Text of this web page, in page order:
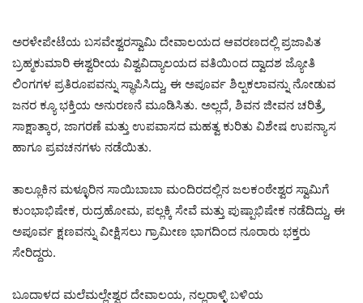
ಅರಳೇಪೇಟೆಯ ಬಸವೇಶ್ವರಸ್ವಾಮಿ ದೇವಾಲಯದ ಆವರಣದಲ್ಲಿ ಪ್ರಜಾಪಿತ
ಬ್ರಹ್ಮಕುಮಾರಿ ಈಶ್ವರೀಯ ವಿಶ್ವವಿದ್ಯಾಲಯದ ವತಿಯಿಂದ ದ್ವಾದಶ ಜ್ಯೋತಿ
ಲಿಂಗಗಳ ಪ್ರತಿರೂಪವನ್ನು ಸ್ಥಾಪಿಸಿದ್ದು, ಈ ಅಪೂರ್ವ ಶಿಲ್ಪಕಲಾವನ್ನು ನೋಡುವ
ಜನರ ಕ್ಯೂ ಭಕ್ತಿಯ ಅನುರಣನೆ ಮೂಡಿಸಿತು. ಅಲ್ಲದೆ, ಶಿವನ ಜೀವನ ಚರಿತ್ರೆ,
ಸಾಕ್ಷಾತ್ಕಾರ, ಜಾಗರಣೆ ಮತ್ತು ಉಪವಾಸದ ಮಹತ್ವ ಕುರಿತು ವಿಶೇಷ ಉಪನ್ಯಾಸ
ಹಾಗೂ ಪ್ರವಚನಗಳು ನಡೆಯಿತು.
ತಾಲ್ಲೂಕಿನ ಮಳ್ಳೂರಿನ ಸಾಯಿಬಾಬಾ ಮಂದಿರದಲ್ಲಿನ ಜಲಕಂಠೇಶ್ವರ ಸ್ವಾಮಿಗೆ
ಕುಂಭಾಭಿಷೇಕ, ರುದ್ರಹೋಮ, ಪಲ್ಲಕ್ಕಿ ಸೇವೆ ಮತ್ತು ಪುಷ್ಪಾಭಿಷೇಕ ನಡೆದಿದ್ದು, ಈ
ಅಪೂರ್ವ ಕ್ಷಣವನ್ನು ವೀಕ್ಷಿಸಲು ಗ್ರಾಮೀಣ ಭಾಗದಿಂದ ನೂರಾರು ಭಕ್ತರು
ಸೇರಿದ್ದರು.
ಬೂದಾಳದ ಮಲೆಮಲ್ಲೇಶ್ವರ ದೇವಾಲಯ, ನಲ್ಲರಾಳ್ಳಿ ಬಳಿಯ